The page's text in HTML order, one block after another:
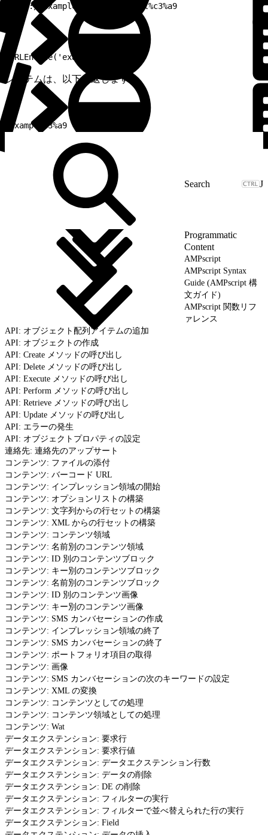
http://example.com?p%3dexampl%c3%a9
例 3:
URLEncode('examplé',1,1)
システムは、以下を返します。
exampl%c3%a9
J
Programmatic
Content
AMPscript
AMPscript Syntax
Guide (AMPscript 構
文ガイド)
AMPscript 関数リフ
ァレンス
API: オブジェクト配列アイテムの追加
API: オブジェクトの作成
API: Create メソッドの呼び出し
API: Delete メソッドの呼び出し
API: Execute メソッドの呼び出し
API: Perform メソッドの呼び出し
API: Retrieve メソッドの呼び出し
API: Update メソッドの呼び出し
API: エラーの発生
API: オブジェクトプロパティの設定
連絡先: 連絡先のアップサート
コンテンツ: ファイルの添付
コンテンツ: バーコード URL
コンテンツ: インプレッション領域の開始
コンテンツ: オプションリストの構築
コンテンツ: 文字列からの行セットの構築
コンテンツ: XML からの行セットの構築
コンテンツ: コンテンツ領域
コンテンツ: 名前別のコンテンツ領域
コンテンツ: ID 別のコンテンツブロック
コンテンツ: キー別のコンテンツブロック
コンテンツ: 名前別のコンテンツブロック
コンテンツ: ID 別のコンテンツ画像
コンテンツ: キー別のコンテンツ画像
コンテンツ: SMS カンバセーションの作成
コンテンツ: インプレッション領域の終了
コンテンツ: SMS カンバセーションの終了
コンテンツ: ポートフォリオ項目の取得
コンテンツ: 画像
コンテンツ: SMS カンバセーションの次のキーワードの設定
コンテンツ: XML の変換
コンテンツ: コンテンツとしての処理
コンテンツ: コンテンツ領域としての処理
コンテンツ: Wat
データエクステンション: 要求行
データエクステンション: 要求行値
データエクステンション: データエクステンション行数
データエクステンション: データの削除
データエクステンション: DE の削除
データエクステンション: フィルターの実行
データエクステンション: フィルターで並べ替えられた行の実行
データエクステンション: Field